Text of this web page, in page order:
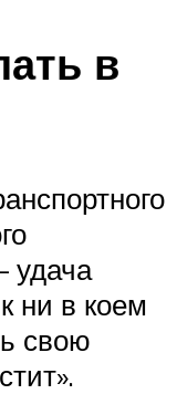
в
удача
ни в коем
свою